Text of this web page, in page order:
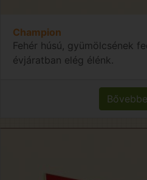
Champion
Fehér húsú, gyümölcsének
évjáratban elég élénk.